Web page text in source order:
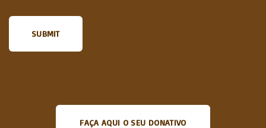
FAÇA AQUI O SEU DONATIVO